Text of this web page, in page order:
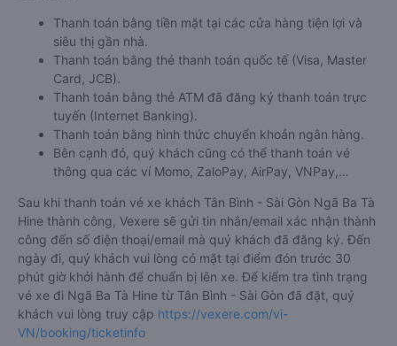
Thanh toán bằng tiền mặt tại các cửa hàng tiện lợi và
siêu thị gần nhà.
Thanh toán bằng thẻ thanh toán quốc tế (Visa, Master
Card, JCB).
Thanh toán bằng thẻ ATM đã đăng ký thanh toán trực
tuyến (Internet Banking).
Thanh toán bằng hình thức chuyển khoản ngân hàng.
Bên cạnh đó, quý khách cũng có thể thanh toán vé
thông qua các ví Momo, ZaloPay, AirPay, VNPay,…
Sau khi thanh toán vé xe khách Tân Bình - Sài Gòn Ngã Ba Tà
Hine thành công, Vexere sẽ gửi tin nhắn/email xác nhận thành
công đến số điện thoại/email mà quý khách đã đăng ký. Đến
ngày đi, quý khách vui lòng có mặt tại điểm đón trước 30
phút giờ khởi hành để chuẩn bị lên xe. Để kiểm tra tình trạng
vé xe đi Ngã Ba Tà Hine từ Tân Bình - Sài Gòn đã đặt, quý
khách vui lòng truy cập https://vexere.com/vi-
VN/booking/ticketinfo